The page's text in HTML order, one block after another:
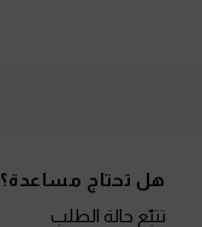
هل تحتاج مساعدة؟
تتبّع حالة الطلب